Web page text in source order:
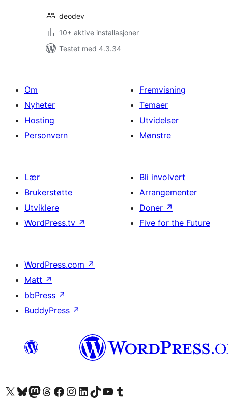
deodev
10+ aktive installasjoner
Testet med 4.3.34
Om
Nyheter
Hosting
Personvern
Fremvisning
Temaer
Utvidelser
Mønstre
Lær
Brukerstøtte
Utviklere
WordPress.tv ↗
Bli involvert
Arrangementer
Doner ↗
Five for the Future
WordPress.com ↗
Matt ↗
bbPress ↗
BuddyPress ↗
Besøk vår konto på X Visit our Bluesky account
Besøk vår Mastodon-konto
Visit our Threads account
Besøk vår Facebook-sideBesøk vår Instagram-konto
Besøk vår LinkedIn-konto
Visit our TikTok account
Visit our YouTube channel
Visit our Tumblr account